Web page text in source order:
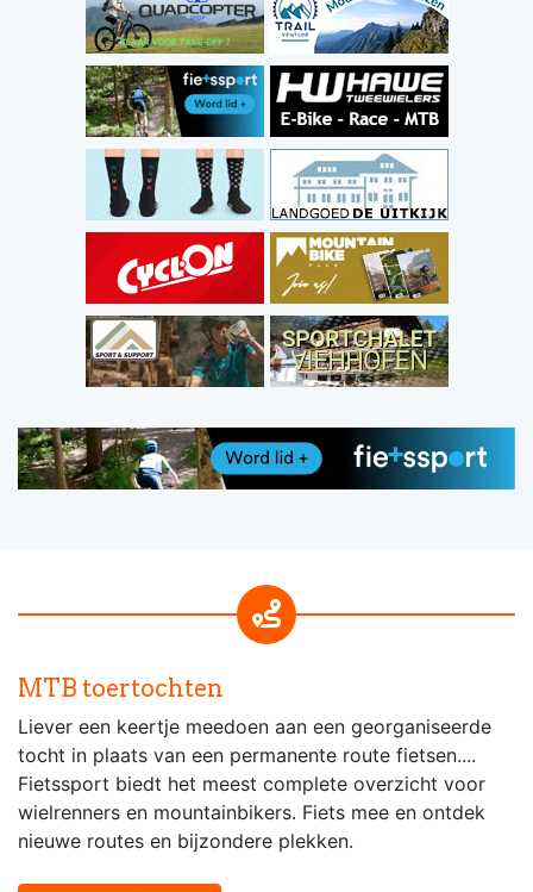
MTB toertochten
Liever een keertje meedoen aan een georganiseerde
tocht in plaats van een permanente route fietsen....
Fietssport biedt het meest complete overzicht voor
wielrenners en mountainbikers. Fiets mee en ontdek
nieuwe routes en bijzondere plekken.